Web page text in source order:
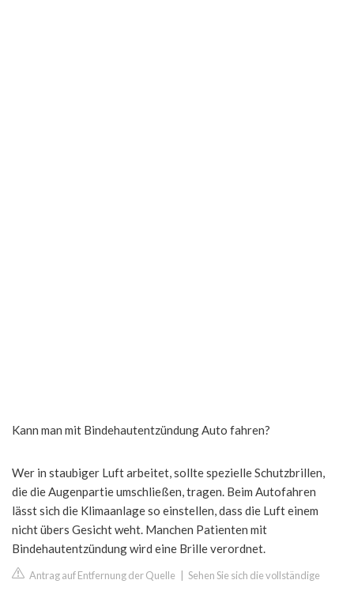
Kann man mit Bindehautentzündung Auto fahren?
Wer in staubiger Luft arbeitet, sollte spezielle Schutzbrillen,
die die Augenpartie umschließen, tragen. Beim Autofahren
lässt sich die Klimaanlage so einstellen, dass die Luft einem
nicht übers Gesicht weht. Manchen Patienten mit
Bindehautentzündung wird eine Brille verordnet.
Antrag auf Entfernung der Quelle Sehen Sie sich die vollständige